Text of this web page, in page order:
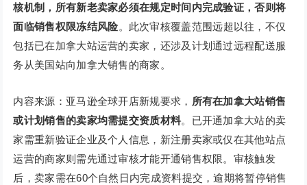
核机制，所有新老卖家必须在规定时间内完成验证，否则将
面临销售权限冻结风险。此次审核覆盖范围远超以往，不仅
包括已在加拿大站运营的卖家，还涉及计划通过远程配送服
务从美国站向加拿大销售的商家。
内容来源：亚马逊全球开店新规要求， 所有在加拿大站销售
或计划销售的卖家均需提交资质材料。已开通加拿大站的卖
家需重新验证企业及个人信息，新注册卖家或仅在其他站点
运营的商家则需先通过审核才能开通销售权限。审核触发
后，卖家需在60个自然日内完成资料提交，逾期将暂停销售